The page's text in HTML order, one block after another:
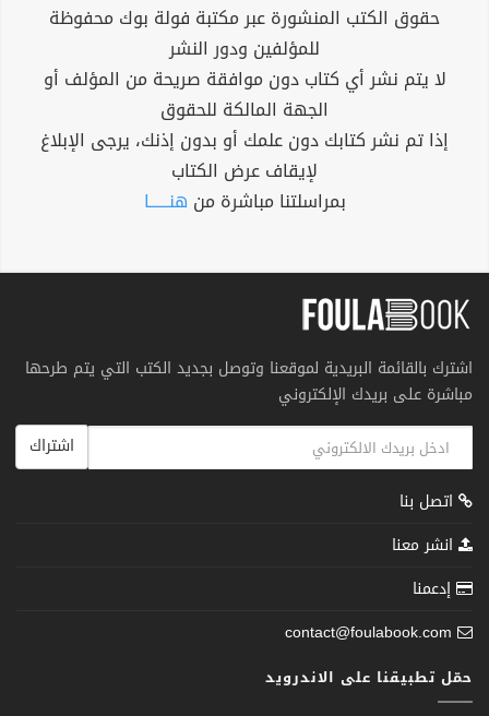
حقوق الكتب المنشورة عبر مكتبة فولة بوك محفوظة
للمؤلفين ودور النشر
لا يتم نشر أي كتاب دون موافقة صريحة من المؤلف أو
الجهة المالكة للحقوق
إذا تم نشر كتابك دون علمك أو بدون إذنك، يرجى الإبلاغ
لإيقاف عرض الكتاب
بمراسلتنا مباشرة من هنــــــا
اشترك بالقائمة البريدية لموقعنا وتوصل بجديد الكتب التي يتم طرحها
مباشرة على بريدك الإلكتروني
اشتراك
اتصل بنا
انشر معنا
إدعمنا
contact@foulabook.com
حمّل تطبيقنا على الاندرويد